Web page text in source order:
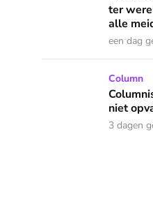
ter
alle
een dag
Columnist Miloe is
Column
niet
3 dagen